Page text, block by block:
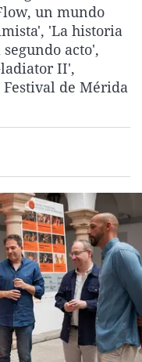
La rosa de los vientos
Gente viajera
Como el perro y el
Caso
Retornados
Equipo de
Operación Viuda
Extremadura
Galicia
La Rioja
Navarra
Virales
Televisión
Elecciones
un mundo
'La historia
acto',
II',
de Mérida